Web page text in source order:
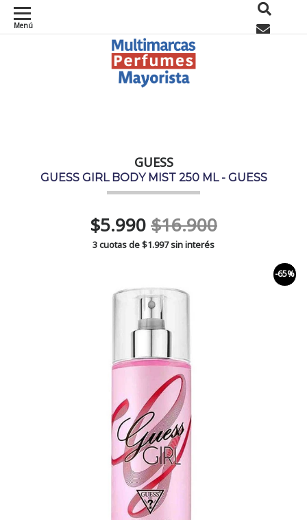
Menú
GUESS
GUESS GIRL BODY MIST 250 ML - GUESS
$5.990$16.900
3 cuotas de$1.997sin interés
-65%